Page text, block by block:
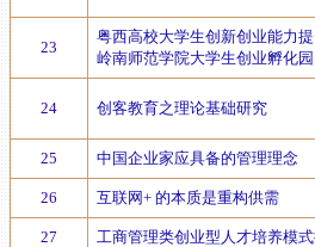
23
粤西高校大学生创新创业能力
岭南师范学院大学生创业孵化园
24 创客教育之理论基础研究
25 中国企业家应具备的管理理念
26 互联网+ 的本质是重构供需
27 工商管理类创业型人才培养模